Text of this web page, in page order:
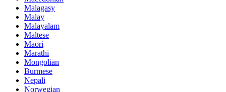
Malagasy
Malay
Malayalam
Maltese
Maori
Marathi
Mongolian
Burmese
Nepali
Norwegian